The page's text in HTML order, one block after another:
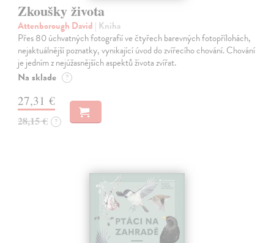
Zkoušky života
Attenborough David | Kniha
Přes 80 úchvatných fotografií ve čtyřech barevných fotopřílohách,
nejaktuálnější poznatky, vynikající úvod do zvířecího chování. Chování
je jedním z nejúžasnějších aspektů života zvířat.
Na sklade ?
27,31 €
28,15 € ?